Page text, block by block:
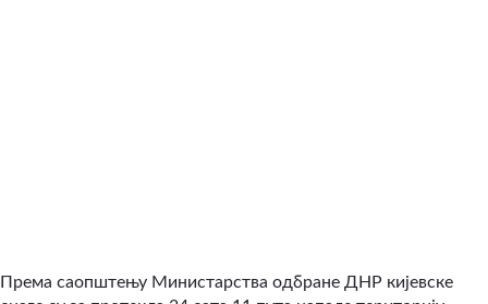
Према саопштењу Министарства одбране ДНР кијевске